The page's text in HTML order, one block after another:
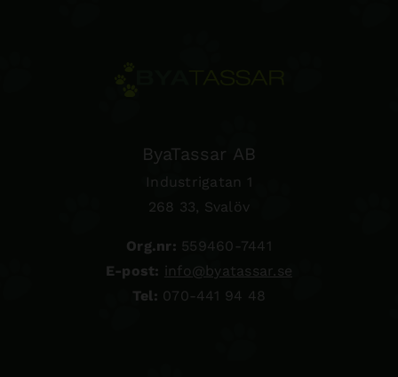
ByaTassar AB
Industrigatan 1
268 33, Svalöv
Org.nr: 559460-7441
E-post: info@byatassar.se
Tel: 070-441 94 48